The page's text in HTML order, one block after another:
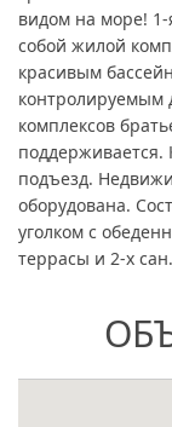
видом на море!
собой жилой
красивым
контролируемым
комплексов
подъезд.
оборудована.
уголком с
террасы и 2-х